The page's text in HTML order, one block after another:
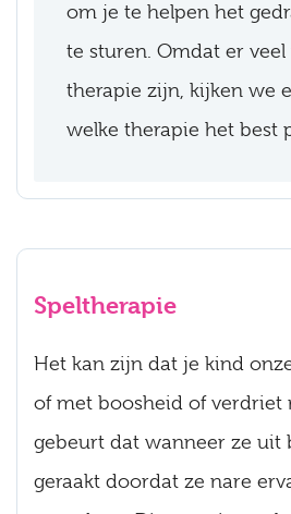
om je te helpen het
te sturen. Omdat er
therapie zijn, kijken we
welke therapie het best
Speltherapie
Het kan zijn dat je kind
of met boosheid of verdriet
gebeurt dat wanneer ze uit
geraakt doordat ze nare